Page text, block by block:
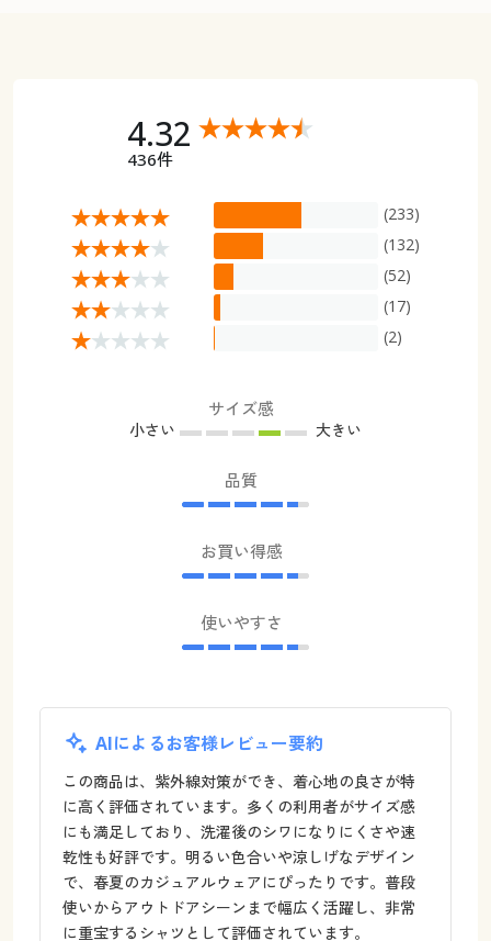
4.32
436件
(233)
(132)
(52)
(17)
(2)
サイズ感
小さい 大きい
品質
お買い得感
使いやすさ
AIによるお客様レビュー要約
この商品は、紫外線対策ができ、着心地の良さが特
に高く評価されています。多くの利用者がサイズ感
にも満足しており、洗濯後のシワになりにくさや速
乾性も好評です。明るい色合いや涼しげなデザイン
で、春夏のカジュアルウェアにぴったりです。普段
使いからアウトドアシーンまで幅広く活躍し、非常
に重宝するシャツとして評価されています。